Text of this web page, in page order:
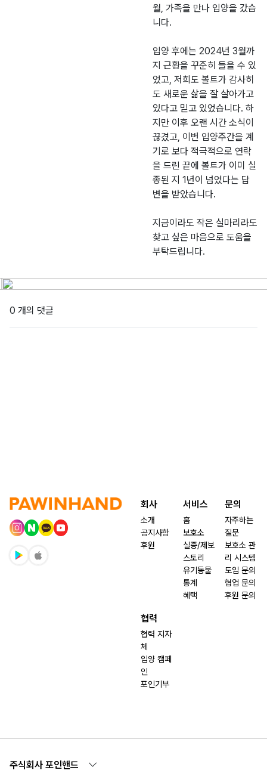
월, 가족을 만나 입양을 갔습
니다.
입양 후에는 2024년 3월까
지 근황을 꾸준히 들을 수 있
었고, 저희도 볼트가 감사히
도 새로운 삶을 잘 살아가고
있다고 믿고 있었습니다. 하
지만 이후 오랜 시간 소식이
끊겼고, 이번 입양주간을 계
기로 보다 적극적으로 연락
을 드린 끝에 볼트가 이미 실
종된 지 1년이 넘었다는 답
변을 받았습니다.
지금이라도 작은 실마리라도
찾고 싶은 마음으로 도움을
부탁드립니다.
0 개의 댓글
회사
소개
공지사항
후원
서비스
홈
보호소
실종/제보
스토리
유기동물
통계
혜택
문의
자주하는
질문
보호소 관
리 시스템
도입 문의
협업 문의
후원 문의
협력
협력 지자
체
입양 캠페
인
포인기부
주식회사 포인핸드